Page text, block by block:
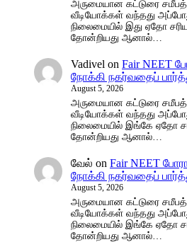
அருமையான கட்டுரை
வீடியோக்கள் வந்தது
நிலைமையில் இது ஏதோ
தோன்றியது ஆனால்…
Vadivel on Fair NEET
நோக்கி நகர்வதைப்
August 5, 2026
அருமையான கட்டுரை
வீடியோக்கள் வந்தது
நிலைமையில் இங்கே ஏதோ
தோன்றியது ஆனால்…
வேல் on Fair NEET
நோக்கி நகர்வதைப்
August 5, 2026
அருமையான கட்டுரை
வீடியோக்கள் வந்தது
நிலைமையில் இங்கே ஏதோ
தோன்றியது ஆனால்…